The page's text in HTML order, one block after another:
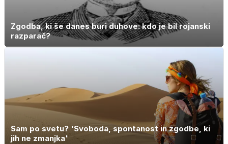
Zgodba, ki še danes buri duhove: kdo je bil rojanski
razparač?
Sam po svetu? 'Svoboda, spontanost in zgodbe, ki
jih ne zmanjka'